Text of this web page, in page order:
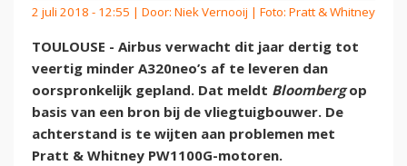
2 juli 2018 - 12:55 | Door: Niek Vernooij | Foto: Pratt & Whitney
TOULOUSE - Airbus verwacht dit jaar dertig tot
veertig minder A320neo’s af te leveren dan
oorspronkelijk gepland. Dat meldt Bloombergop
basis van een bron bij de vliegtuigbouwer. De
achterstand is te wijten aan problemen met
Pratt & Whitney PW1100G-motoren.